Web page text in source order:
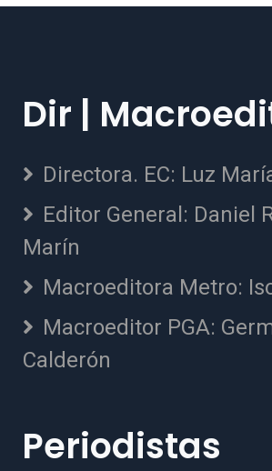
Dir |
Directora. EC: Luz
Editor General: Daniel
Marín
Macroeditora Metro:
Macroeditor PGA:
Calderón
Periodistas